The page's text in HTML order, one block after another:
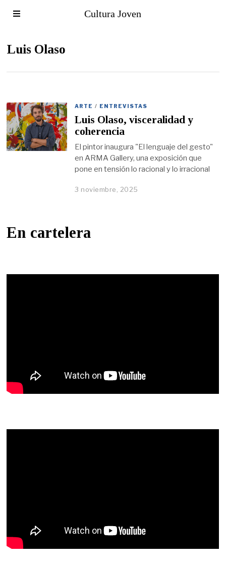
Cultura Joven
Luis Olaso
ARTE / ENTREVISTAS
Luis Olaso, visceralidad y
coherencia
El pintor inaugura "El lenguaje del gesto"
en ARMA Gallery, una exposición que
pone en tensión lo racional y lo irracional
3 noviembre, 2025
En cartelera